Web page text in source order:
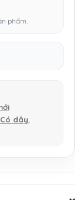
phẩm.
Có dây